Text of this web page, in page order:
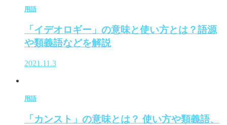
用語
「イデオロギー」の意味と使い方とは？語源
や類義語などを解説
2021.11.3
用語
「カンスト」の意味とは？ 使い方や類義語、